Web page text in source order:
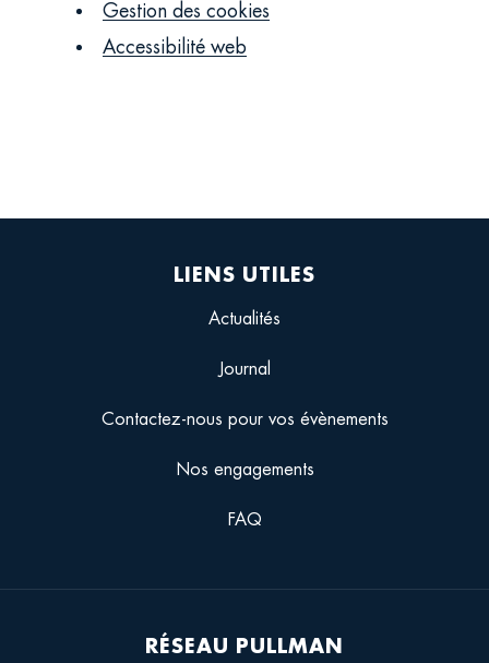
Gestion des cookies
Accessibilité web
LIENS UTILES
Actualités
Journal
Contactez-nous pour vos évènements
Nos engagements
FAQ
RÉSEAU PULLMAN